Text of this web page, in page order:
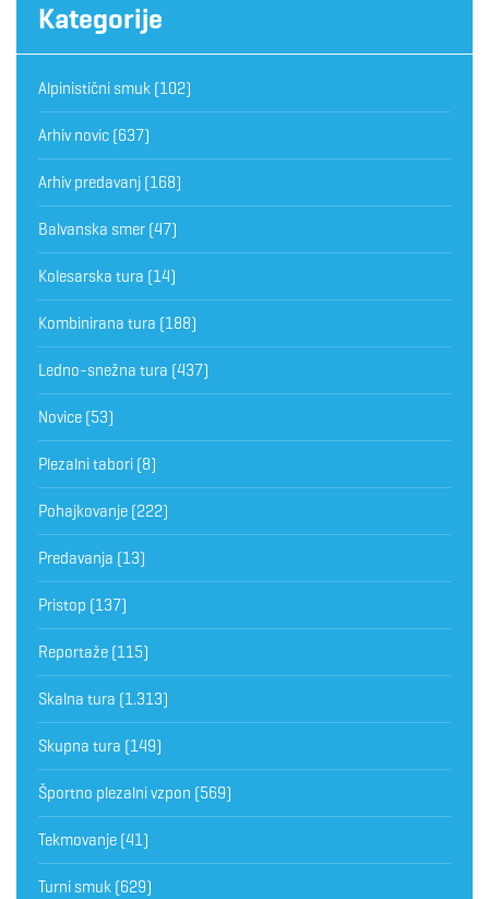
Kategorije
Alpinistični smuk (102)
Arhiv novic (637)
Arhiv predavanj (168)
Balvanska smer (47)
Kolesarska tura (14)
Kombinirana tura (188)
Ledno-snežna tura (437)
Novice (53)
Plezalni tabori (8)
Pohajkovanje (222)
Predavanja (13)
Pristop (137)
Reportaže (115)
Skalna tura (1.313)
Skupna tura (149)
Športno plezalni vzpon (569)
Tekmovanje (41)
Turni smuk (629)